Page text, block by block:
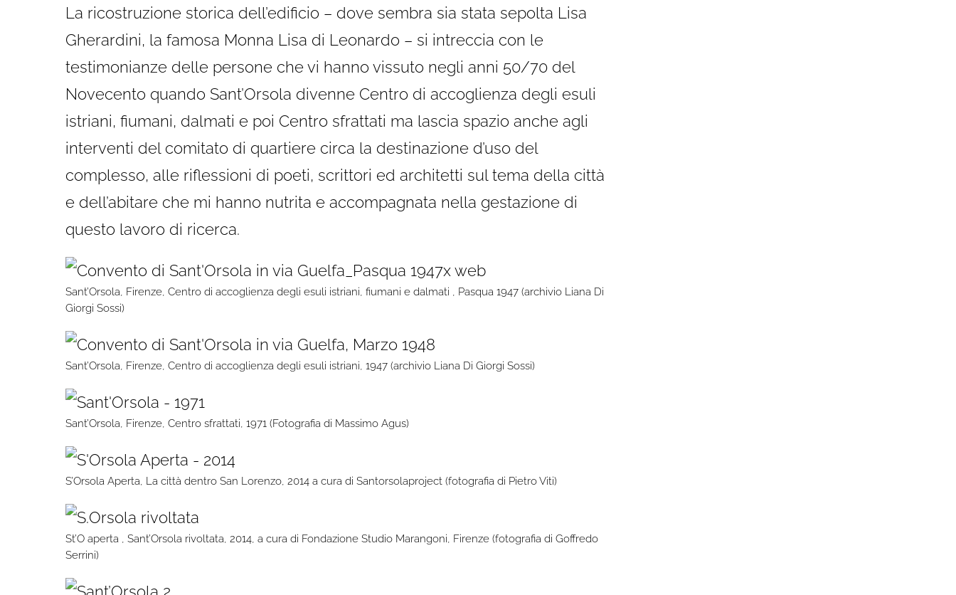
La ricostruzione storica dell’edificio – dove sembra sia stata sepolta Lisa
Gherardini, la famosa Monna Lisa di Leonardo – si intreccia con le
testimonianze delle persone che vi hanno vissuto negli anni 50/70 del
Novecento quando Sant’Orsola divenne Centro di accoglienza degli esuli
istriani, fiumani, dalmati e poi Centro sfrattati ma lascia spazio anche agli
interventi del comitato di quartiere circa la destinazione d’uso del
complesso, alle riflessioni di poeti, scrittori ed architetti sul tema della città
e dell’abitare che mi hanno nutrita e accompagnata nella gestazione di
questo lavoro di ricerca.
Sant’Orsola, Firenze, Centro di accoglienza degli esuli istriani, fiumani e dalmati , Pasqua 1947 (archivio Liana Di
Giorgi Sossi)
Sant’Orsola, Firenze, Centro di accoglienza degli esuli istriani, 1947 (archivio Liana Di Giorgi Sossi)
Sant’Orsola, Firenze, Centro sfrattati, 1971 (Fotografia di Massimo Agus)
S’Orsola Aperta, La città dentro San Lorenzo, 2014 a cura di Santorsolaproject (fotografia di Pietro Viti)
St’O aperta , Sant’Orsola rivoltata, 2014, a cura di Fondazione Studio Marangoni, Firenze (fotografia di Goffredo
Serrini)